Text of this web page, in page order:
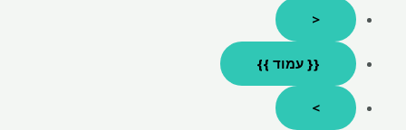
<
{{ עמוד }}
>